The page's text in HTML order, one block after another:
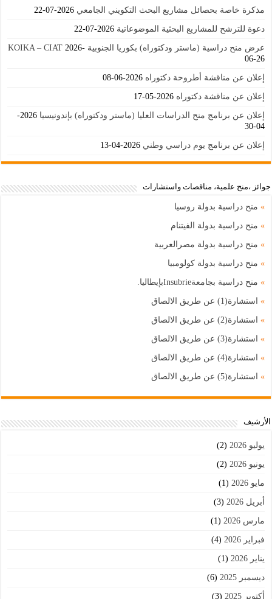
مذكرة خاصة بحصائل مشاريع البحث التكويني الجامعي 2026-07-22
دعوة للترشح للمشاريع البحثية الموضوعاتية 2026-07-22
عرض منح دراسية (ماستر ودكتوراه) بكوريا الجنوبية KOIKA – CIAT2026-
06-26
إعلان عن مناقشة أطروحة دكتوراه 2026-06-08
إعلان عن مناقشة دكتوراه 2026-05-17
إعلان عن برنامج منح الدراسات العليا (ماستر ودكتوراه) بإندونيسيا
2026-
04-30
إعلان عن برنامج يوم دراسي وطني 2026-04-13
جوائز ،منح علمية، مناقصات واستشارات
» منح دراسية بدولة روسيا
» منح دراسية بدولة الفيتنام
» منح دراسية بدولة مصرالعربية
» منح دراسية بدولة كولومبيا
» منح دراسية بجامعةInsubrieبإيطاليا.
» استشارة(1) عن طريق الالصاق
» استشارة(2) عن طريق الالصاق
» استشارة(3) عن طريق الالصاق
» استشارة(4) عن طريق الالصاق
» استشارة(5) عن طريق الالصاق
اﻷرشيف
يوليو 2026 (2)
يونيو 2026 (2)
مايو 2026 (1)
أبريل 2026 (3)
مارس 2026 (1)
فبراير 2026 (4)
يناير 2026 (1)
ديسمبر 2025 (6)
أكتوبر 2025 (3)